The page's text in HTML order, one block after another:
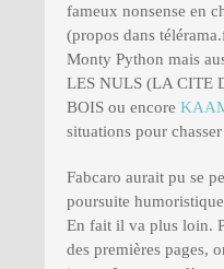
fameux nonsense en
(propos dans
Monty Python mais
LES NULS (LA CITE
BOIS ou encore
situations pour
Fabcaro aurait pu se
poursuite
En fait il va plus loin.
des premières pages,